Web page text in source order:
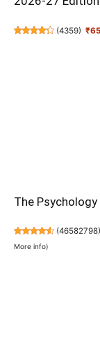
(4359)
The
(46582798)
More info)